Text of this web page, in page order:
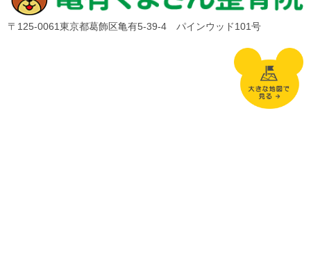
〒125-0061東京都葛飾区亀有5-39-4 パインウッド101号